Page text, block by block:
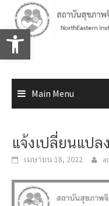
Open toolbar
content
Main Menu
แจ้งเปลี่ยนแปล
เมษายน 18, 2022